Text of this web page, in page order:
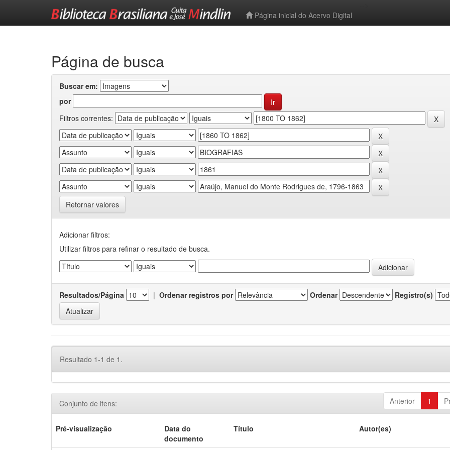
Página inicial do Acervo Digital
Página de busca
Buscar em:
por
Filtros correntes:
Retornar valores
Adicionar filtros:
Utilizar filtros para refinar o resultado de busca.
Resultados/Página | Ordenar registros por Ordenar Registro(s)
Resultado 1-1 de 1.
Anterior 1
Conjunto de itens:
Pré-visualização
Data do
documento
Título Autor(es)